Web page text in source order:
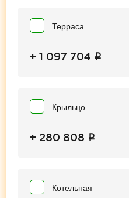
Терраса
+ 1 097 704 i
Крыльцо
+ 280 808 i
Котельная